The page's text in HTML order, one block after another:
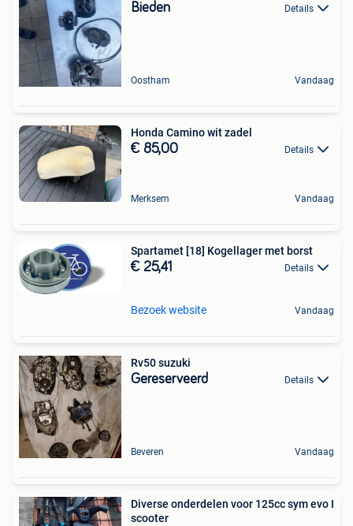
Bieden Details
Oostham Vandaag
Honda Camino wit zadel
€ 85,00 Details
Merksem Vandaag
Spartamet [18] Kogellager met borst
€ 25,41 Details
Bezoek website Vandaag
Rv50 suzuki
Gereserveerd Details
Beveren Vandaag
Diverse onderdelen voor 125cc sym evo I
scooter